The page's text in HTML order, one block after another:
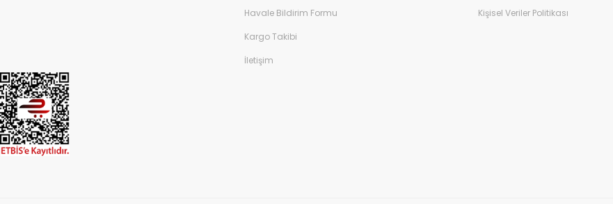
Havale Bildirim Formu
Kargo Takibi
İletişim
Kişisel Veriler Politikası